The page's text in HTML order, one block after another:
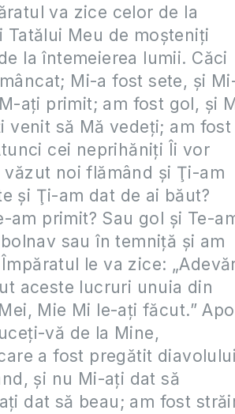
va zice celor de la
Tatălui Meu de moşteniţi
la întemeierea lumii. Căci
Mi-a fost sete, şi
aţi primit; am fost gol, şi
venit să Mă vedeţi; am fost
cei neprihăniţi Îi vor
văzut noi flămând şi Ţi-am
şi Ţi-am dat de ai băut?
am primit? Sau gol şi Te-
sau în temniţă şi am
le va zice:
aceste lucruri unuia din
Mie Mi le-aţi făcut.”
vă de la Mine,
a fost pregătit diavolului
şi nu Mi-aţi dat să
dat să beau; am fost